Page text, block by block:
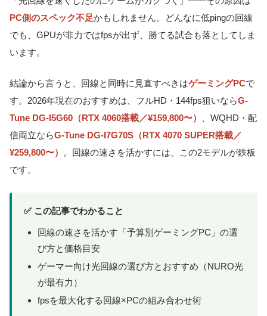
PC側のスペック不足かもしれません。どんなに低pingの回線
でも、GPUが非力ではfpsが出ず、勝てる試合も落としてしま
います。
結論から言うと、回線と同時に見直すべきはゲーミングPCで
す。2026年現在のおすすめは、フルHD・144fps狙いならG-
Tune DG-I5G60（RTX 4060搭載／¥159,800〜）
、WQHD・配
信両立ならG-Tune DG-I7G70S（RTX 4070 SUPER搭載／
¥259,800〜）
。回線の速さを活かすには、この2モデルが鉄板
です。
✅ この記事でわかること
回線の速さを活かす「予算別ゲーミングPC」の選
び方と価格目安
ゲーマー向け光回線の選び方とおすすめ（NURO光
が最有力）
fpsを最大化する回線×PCの組み合わせ術